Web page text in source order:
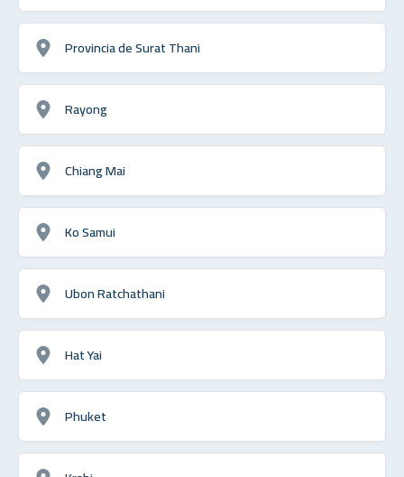
Provincia de Surat Thani
Rayong
Chiang Mai
Ko Samui
Ubon Ratchathani
Hat Yai
Phuket